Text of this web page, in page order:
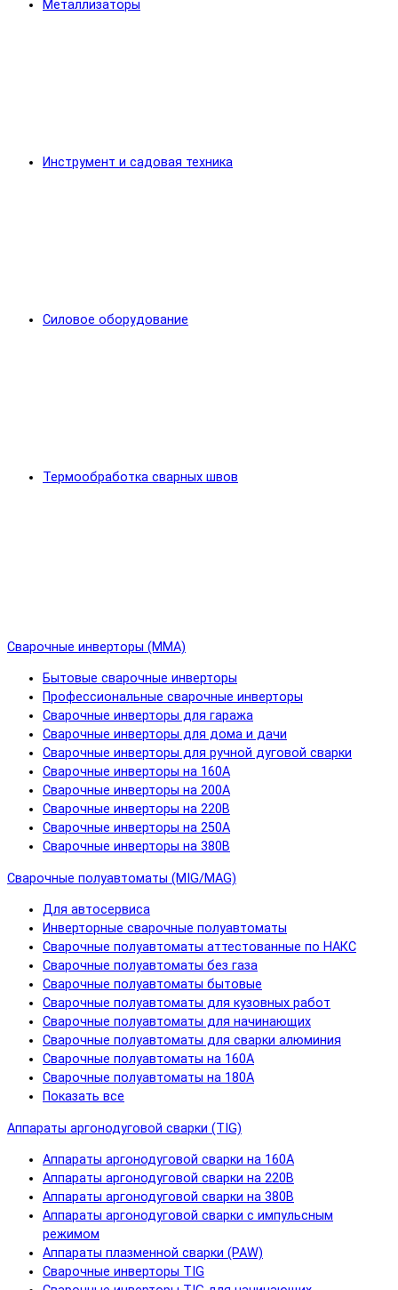
Металлизаторы
Инструмент и садовая техника
Силовое оборудование
Термообработка сварных швов
Сварочные инверторы (MMA)
Бытовые сварочные инверторы
Профессиональные сварочные инверторы
Сварочные инверторы для гаража
Сварочные инверторы для дома и дачи
Сварочные инверторы для ручной дуговой сварки
Сварочные инверторы на 160А
Сварочные инверторы на 200А
Сварочные инверторы на 220В
Сварочные инверторы на 250А
Сварочные инверторы на 380В
Сварочные полуавтоматы (MIG/MAG)
Для автосервиса
Инверторные сварочные полуавтоматы
Сварочные полуавтоматы аттестованные по НАКС
Сварочные полуавтоматы без газа
Сварочные полуавтоматы бытовые
Сварочные полуавтоматы для кузовных работ
Сварочные полуавтоматы для начинающих
Сварочные полуавтоматы для сварки алюминия
Сварочные полуавтоматы на 160А
Сварочные полуавтоматы на 180А
Показать все
Аппараты аргонодуговой сварки (TIG)
Аппараты аргонодуговой сварки на 160А
Аппараты аргонодуговой сварки на 220В
Аппараты аргонодуговой сварки на 380В
Аппараты аргонодуговой сварки с импульсным
режимом
Аппараты плазменной сварки (PAW)
Сварочные инверторы TIG